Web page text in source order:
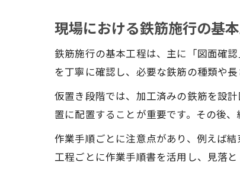
現場における鉄筋施行の基
鉄筋施行の基本工程は、主に「図面確
を丁寧に確認し、必要な鉄筋の種類や
仮置き段階では、加工済みの鉄筋を設
置に配置することが重要です。その後
作業手順ごとに注意点があり、例えば
工程ごとに作業手順書を活用し、見落と